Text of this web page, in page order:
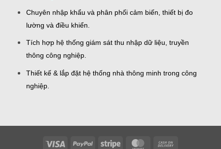
Chuyên nhập khẩu và phân phối cảm biến, thiết bị đo
lường và điều khiển.
Tích hợp hệ thống giám sát thu nhập dữ liệu, truyền
thông công nghiệp.
Thiết kế & lắp đặt hệ thống nhà thông minh trong công
nghiệp.
Visa PayPal Stripe MasterCard